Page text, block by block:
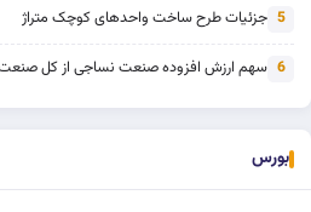
5 جزئیات طرح ساخت واحدهای کوچک متراژ
6 سهم ارزش افزوده صنعت نساجی از کل
بورس